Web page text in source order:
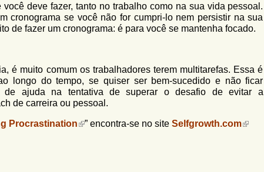
deve fazer, tanto no trabalho como na sua vida pessoal.
cronograma se você não for cumpri-lo nem persistir na sua
de fazer um cronograma: é para você se mantenha focado.
é muito comum os trabalhadores terem multitarefas. Essa é
longo do tempo, se quiser ser bem-sucedido e não ficar
de ajuda na tentativa de superar o desafio de evitar a
de carreira ou pessoal.
Procrastination ” encontra-se no site Selfgrowth.com